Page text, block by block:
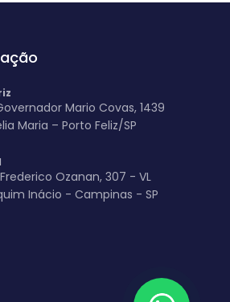
Mario Covas, 1439
Maria – Porto Feliz/SP
Ozanan, 307 - VL
Inácio - Campinas - SP